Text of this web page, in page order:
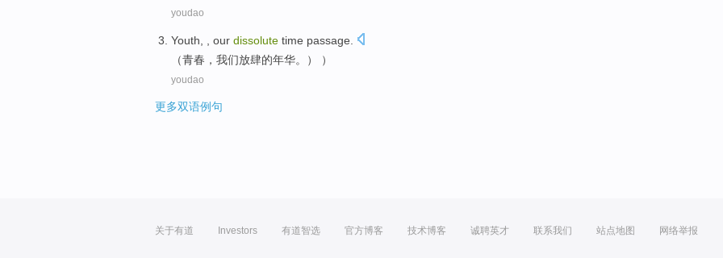
youdao
Youth our dissolute time passage.
（青春 ， 我们放肆的年华。） ）
youdao
更多双语例句
关于有道 Investors 有道智选 官方博客 技术博客 诚聘英才 联系我们 站点地图 网络举报